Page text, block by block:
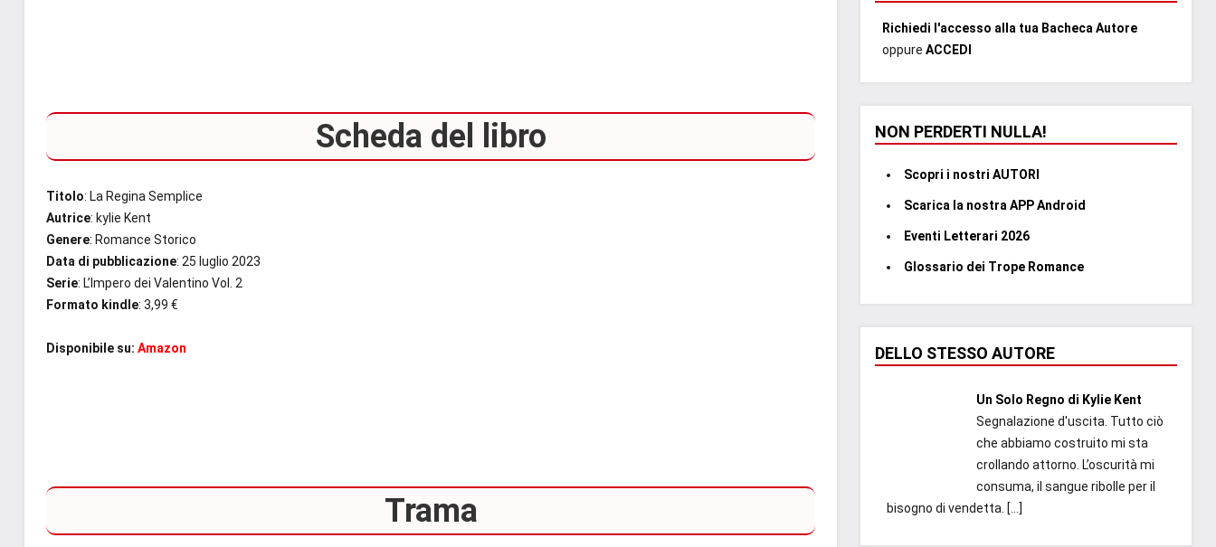
Scheda del libro
Titolo: La Regina Semplice
Autrice: kylie Kent
Genere: Romance Storico
Data di pubblicazione: 25 luglio 2023
Serie: L’Impero dei Valentino Vol. 2
Formato kindle: 3,99 €
Disponibile su: Amazon
Trama
Richiedi l'accesso alla tua Bacheca Autore
oppure ACCEDI
NON PERDERTI NULLA!
Scopri i nostri AUTORI
Scarica la nostra APP Android
Eventi Letterari 2026
Glossario dei Trope Romance
DELLO STESSO AUTORE
Un Solo Regno di Kylie Kent
Segnalazione d'uscita. Tutto ciò
che abbiamo costruito mi sta
crollando attorno. L’oscurità mi
consuma, il sangue ribolle per il
bisogno di vendetta. […]